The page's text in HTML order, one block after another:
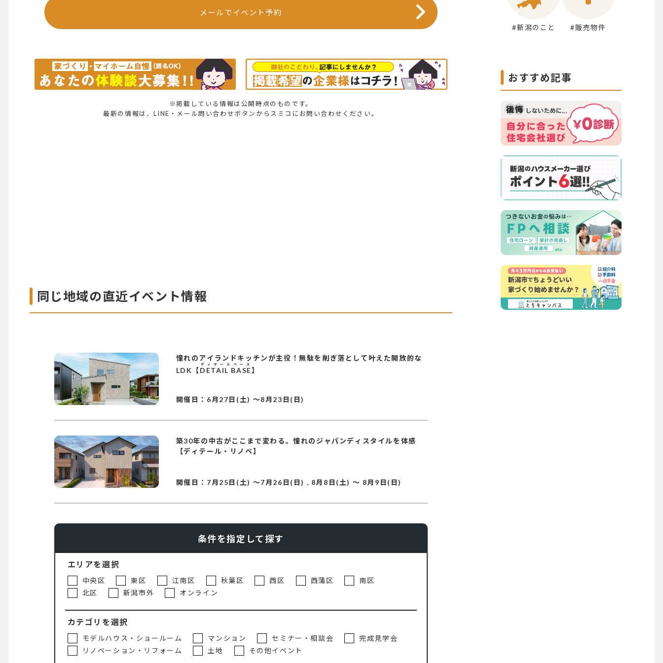
メールでイベント予約
※掲載している情報は公開時点のものです。
最新の情報は、LINE・メール問い合わせボタンからスミコにお問い合わせください。
同じ地域の直近イベント情報
憧れのアイランドキッチンが主役！無駄を削ぎ落として叶えた開放的な
LDK【DETAIL BASE
ディテールベース
】
開催日： 6月27日(土) ～8月23日(日)
築30年の中古がここまで変わる。憧れのジャパンディスタイルを体感
【ディテール・リノベ】
開催日： 7月25日(土) ～7月26日(日) , 8月8日(土) ～ 8月9日(日)
条件を指定して探す
エリアを選択
中央区 東区 江南区 秋葉区 西区 西蒲区
南区
北区
新潟市外 オンライン
カテゴリを選択
モデルハウス・ショールーム マンション セミナー・相談会
完成見学会
リノベーション・リフォーム
土地 その他イベント
#新潟のこと #販売物件
おすすめ記事